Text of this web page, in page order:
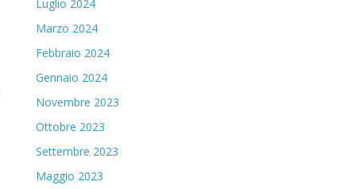
Luglio 2024
Marzo 2024
Febbraio 2024
Gennaio 2024
Novembre 2023
Ottobre 2023
Settembre 2023
Maggio 2023